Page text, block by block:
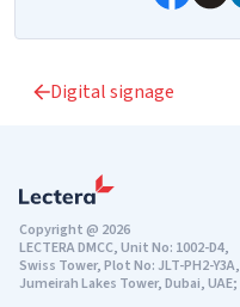
Digital signage
Copyright @ 2026
LECTERA DMCC, Unit No: 1002-D4,
Swiss Tower, Plot No: JLT-PH2-Y3A,
Jumeirah Lakes Tower, Dubai, UAE;